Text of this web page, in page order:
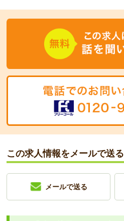
この求人情報をメールで送る
メールで送る